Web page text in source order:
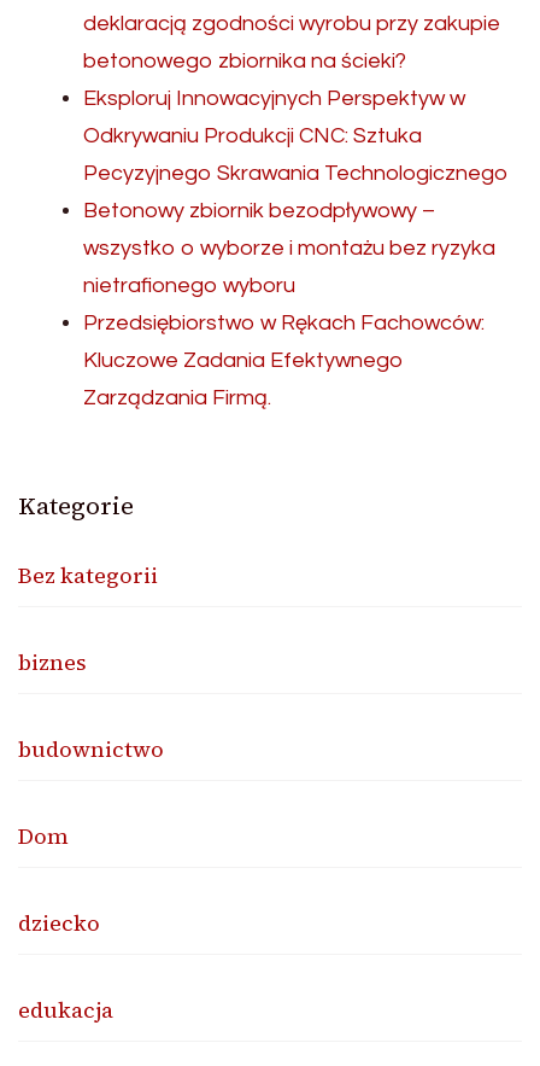
deklaracją zgodności wyrobu przy zakupie
betonowego zbiornika na ścieki?
Eksploruj Innowacyjnych Perspektyw w
Odkrywaniu Produkcji CNC: Sztuka
Pecyzyjnego Skrawania Technologicznego
Betonowy zbiornik bezodpływowy –
wszystko o wyborze i montażu bez ryzyka
nietrafionego wyboru
Przedsiębiorstwo w Rękach Fachowców:
Kluczowe Zadania Efektywnego
Zarządzania Firmą.
Kategorie
Bez kategorii
biznes
budownictwo
Dom
dziecko
edukacja